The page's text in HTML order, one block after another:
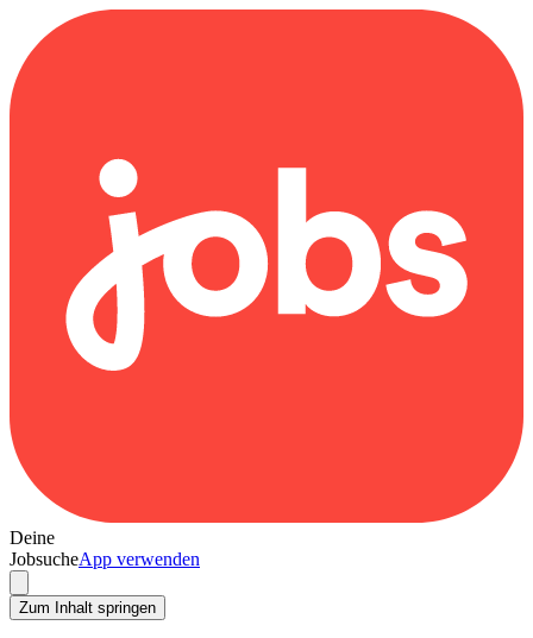
Deine
JobsucheApp verwenden
Zum Inhalt springen